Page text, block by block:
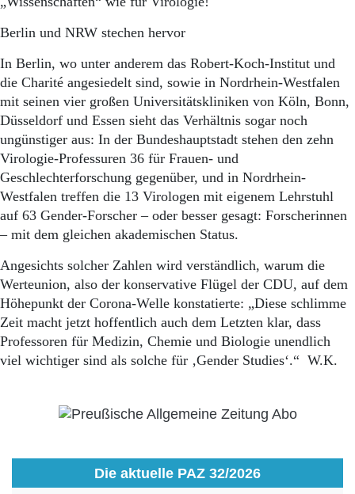
Berlin und NRW stechen hervor
In Berlin, wo unter anderem das Robert-Koch-Institut und
die Charité angesiedelt sind, sowie in Nordrhein-Westfalen
mit seinen vier großen Universitätskliniken von Köln, Bonn,
Düsseldorf und Essen sieht das Verhältnis sogar noch
ungünstiger aus: In der Bundeshauptstadt stehen den zehn
Virologie-Professuren 36 für Frauen- und
Geschlechterforschung gegenüber, und in Nordrhein-
Westfalen treffen die 13 Virologen mit eigenem Lehrstuhl
auf 63 Gender-Forscher – oder besser gesagt: Forscherinnen
– mit dem gleichen akademischen Status.
Angesichts solcher Zahlen wird verständlich, warum die
Werteunion, also der konservative Flügel der CDU, auf dem
Höhepunkt der Corona-Welle konstatierte: „Diese schlimme
Zeit macht jetzt hoffentlich auch dem Letzten klar, dass
Professoren für Medizin, Chemie und Biologie unendlich
viel wichtiger sind als solche für ‚Gender Studies‘.“ W.K.
Die aktuelle PAZ 32/2026